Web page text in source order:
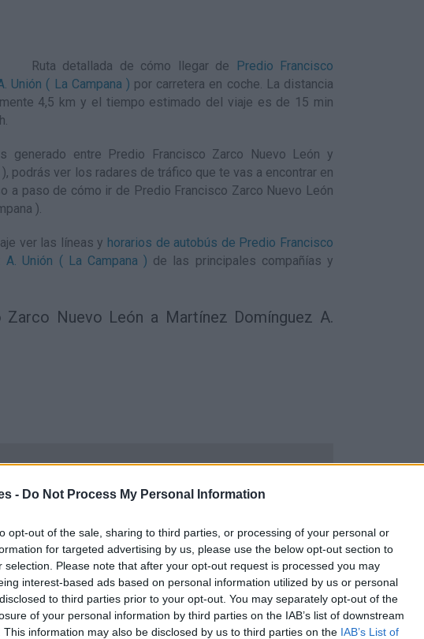
- Do Not Process My Personal Information
opt-out of the sale, sharing to third parties, or processing of your personal or
for targeted advertising by us, please use the below opt-out section to
selection. Please note that after your opt-out request is processed you may
interest-based ads based on personal information utilized by us or personal
to third parties prior to your opt-out. You may separately opt-out of the
of your personal information by third parties on the IAB’s list of downstream
This information may also be disclosed by us to third parties on the IAB’s List of
Ruta detallada de cómo llegar de
Predio Francisco
Unión ( La Campana ) por carretera en coche. La distancia
4,5 km y el tiempo estimado del viaje es de 15 min
.
generado entre Predio Francisco Zarco Nuevo León y
podrás ver los radares de tráfico que te vas a encontrar en
a paso de cómo ir de Predio Francisco Zarco Nuevo León
).
ver las líneas y horarios de autobús de Predio Francisco
Unión ( La Campana ) de las principales compañías y
Nuevo León a Martínez Domínguez A.